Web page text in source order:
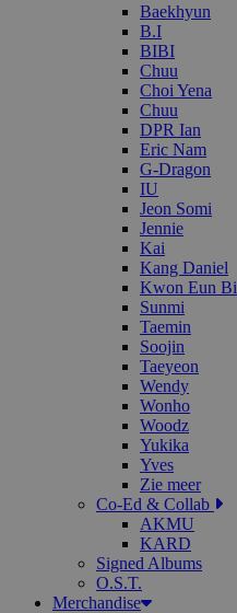
Baekhyun
B.I
BIBI
Chuu
Choi Yena
Chuu
DPR Ian
Eric Nam
G-Dragon
IU
Jeon Somi
Jennie
Kai
Kang Daniel
Kwon Eun Bi
Sunmi
Taemin
Soojin
Taeyeon
Wendy
Wonho
Woodz
Yukika
Yves
Zie meer
Co-Ed & Collab
AKMU
KARD
Signed Albums
O.S.T.
Merchandise